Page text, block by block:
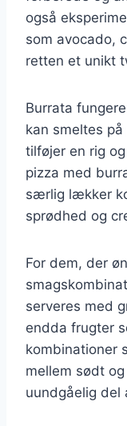
også
som avocado,
retten et unikt
Burrata
kan smeltes
tilføjer en rig
pizza med
særlig lækker
sprødhed og
For dem, der
serveres med
endda frugter
kombinationer
mellem sødt
uundgåelig del